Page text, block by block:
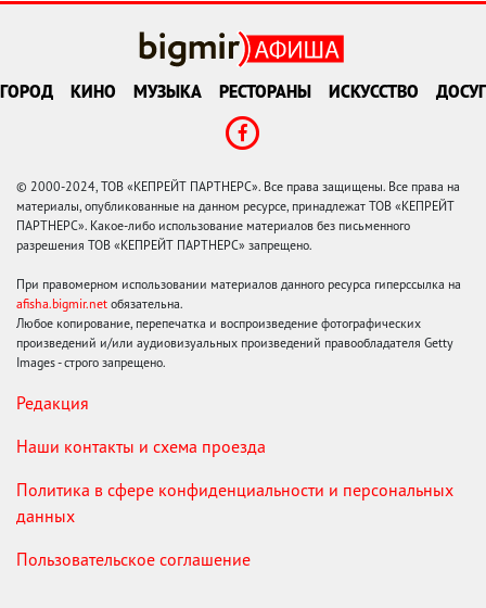
ГОРОД КИНО МУЗЫКА РЕСТОРАНЫ ИСКУССТВО ДОСУГ
© 2000-2024, ТОВ «КЕПРЕЙТ ПАРТНЕРС». Все права защищены. Все права на
материалы, опубликованные на данном ресурсе, принадлежат ТОВ «КЕПРЕЙТ
ПАРТНЕРС». Какое-либо использование материалов без письменного
разрешения ТОВ «КЕПРЕЙТ ПАРТНЕРС» запрещено.
При правомерном использовании материалов данного ресурса гиперссылка на
afisha.bigmir.net обязательна.
Любое копирование, перепечатка и воспроизведение фотографических
произведений и/или аудиовизуальных произведений правообладателя Getty
Images - строго запрещено.
Редакция
Наши контакты и схема проезда
Политика в сфере конфиденциальности и персональных
данных
Пользовательское соглашение